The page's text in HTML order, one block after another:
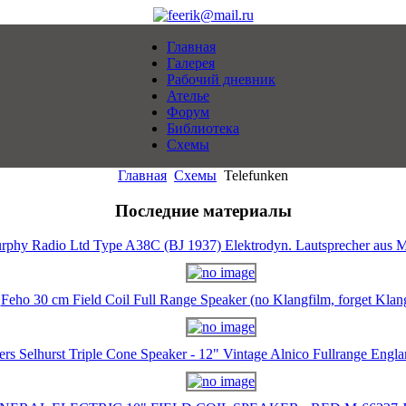
Главная
Галерея
Рабочий дневник
Ателье
Форум
Библиотека
Схемы
Главная Схемы Telefunken
Последние материалы
Radio Ltd Type A38C (BJ 1937) Elektrodyn. Lautsprecher aus
Feho 30 cm Field Coil Full Range Speaker (no Klangfilm, forget
Selhurst Triple Cone Speaker - 12" Vintage Alnico Fullrange